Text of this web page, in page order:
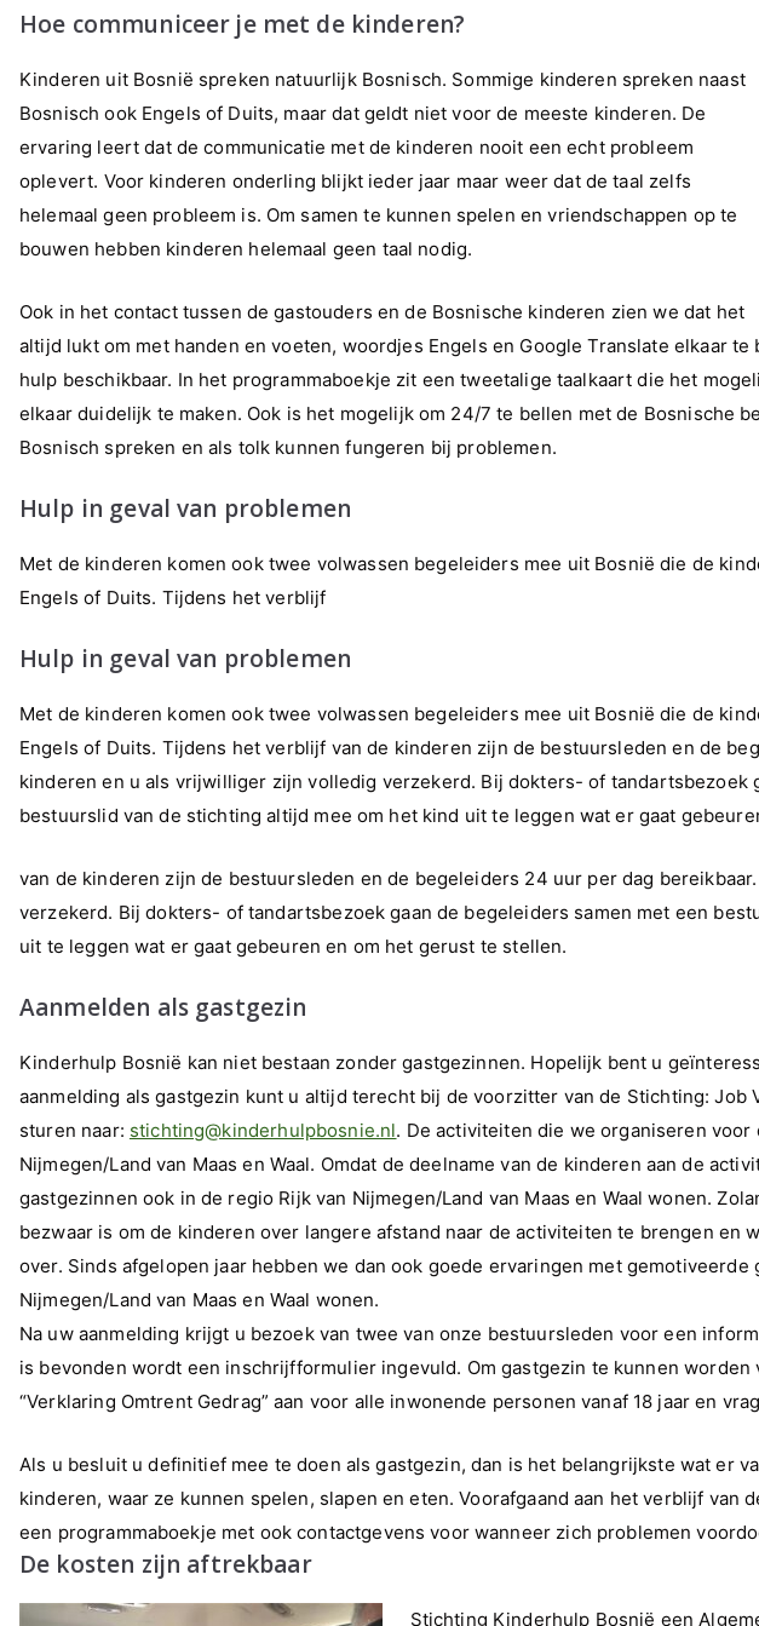
Hoe communiceer je met de kinderen?
Kinderen uit Bosnië spreken natuurlijk Bosnisch. Sommige kinderen spreken naast
Bosnisch ook Engels of Duits, maar dat geldt niet voor de meeste kinderen. De
ervaring leert dat de communicatie met de kinderen nooit een echt probleem
oplevert. Voor kinderen onderling blijkt ieder jaar maar weer dat de taal zelfs
helemaal geen probleem is. Om samen te kunnen spelen en vriendschappen op te
bouwen hebben kinderen helemaal geen taal nodig.
Ook in het contact tussen de gastouders en de Bosnische kinderen zien we dat het
altijd lukt om met handen en voeten, woordjes Engels en Google Translate elkaar
hulp beschikbaar. In het programmaboekje zit een tweetalige taalkaart die het
elkaar duidelijk te maken. Ook is het mogelijk om 24/7 te bellen met de Bosnische
Bosnisch spreken en als tolk kunnen fungeren bij problemen.
Hulp in geval van problemen
Met de kinderen komen ook twee volwassen begeleiders mee uit Bosnië die de
Engels of Duits. Tijdens het verblijf
Hulp in geval van problemen
Met de kinderen komen ook twee volwassen begeleiders mee uit Bosnië die de
Engels of Duits. Tijdens het verblijf van de kinderen zijn de bestuursleden en de
kinderen en u als vrijwilliger zijn volledig verzekerd. Bij dokters- of tandartsbezoek
bestuurslid van de stichting altijd mee om het kind uit te leggen wat er gaat
van de kinderen zijn de bestuursleden en de begeleiders 24 uur per dag
verzekerd. Bij dokters- of tandartsbezoek gaan de begeleiders samen met een
uit te leggen wat er gaat gebeuren en om het gerust te stellen.
Aanmelden als gastgezin
Kinderhulp Bosnië kan niet bestaan zonder gastgezinnen. Hopelijk bent u
aanmelding als gastgezin kunt u altijd terecht bij de voorzitter van de Stichting: Job
sturen naar: stichting@kinderhulpbosnie.nl. De activiteiten die we organiseren
Nijmegen/Land van Maas en Waal. Omdat de deelname van de kinderen aan de
gastgezinnen ook in de regio Rijk van Nijmegen/Land van Maas en Waal wonen.
bezwaar is om de kinderen over langere afstand naar de activiteiten te brengen en
over. Sinds afgelopen jaar hebben we dan ook goede ervaringen met
Nijmegen/Land van Maas en Waal wonen.
Na uw aanmelding krijgt u bezoek van twee van onze bestuursleden voor een
is bevonden wordt een inschrijfformulier ingevuld. Om gastgezin te kunnen
“Verklaring Omtrent Gedrag” aan voor alle inwonende personen vanaf 18 jaar en
Als u besluit u definitief mee te doen als gastgezin, dan is het belangrijkste wat er
kinderen, waar ze kunnen spelen, slapen en eten. Voorafgaand aan het verblijf van
een programmaboekje met ook contactgevens voor wanneer zich problemen
De kosten zijn aftrekbaar
Stichting Kinderhulp Bosnië een